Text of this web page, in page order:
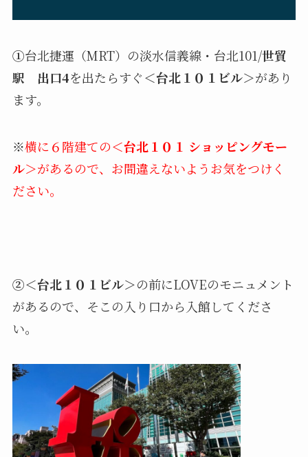
①台北捷運（MRT）の淡水信義線・台北101/世貿
駅 出口4を出たらすぐ＜台北１０１ビル＞があり
ます。
※横に６階建ての＜台北１０１ ショッピングモー
ル＞があるので、お間違えないようお気をつけく
ださい。
②＜台北１０１ビル＞の前にLOVEのモニュメント
があるので、そこの入り口から入館してくださ
い。